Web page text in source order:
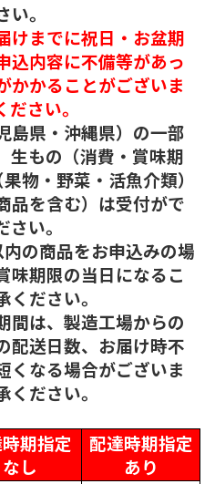
。
までに祝日・お盆期
込内容に不備等があっ
かかることがございま
さい。
島県・沖縄県）の一部
生もの（消費・賞味期
物・野菜・活魚介類）
品を含む）は受付がで
い。
の商品をお申込みの場
味期限の当日になるこ
ださい。
は、製造工場からの
配送日数、お届け時不
くなる場合がございま
ださい。
期指定
なし
配達時期指定
あり